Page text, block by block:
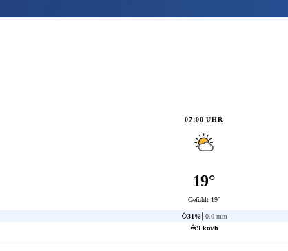
07:00 UHR
19°
Gefühlt 19°
31%
0.0 mm
9 km/h